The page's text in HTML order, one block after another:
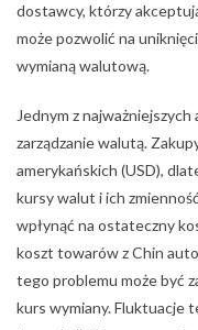
dostawcy, którzy
może pozwolić na
wymianą walutową.
Jednym z
zarządzanie walutą.
amerykańskich (USD),
kursy walut i ich
wpłynąć na ostateczny
koszt towarów z Chin
tego problemu może być
kurs wymiany. Fluktuacje